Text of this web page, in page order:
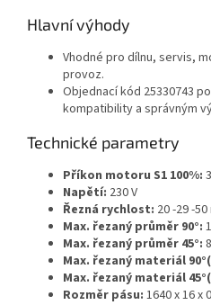
Hlavní výhody
Vhodné pro dílnu, servis,
provoz.
Objednací kód 25330743
kompatibility a správným
Technické parametry
Příkon motoru S1 100%:
Napětí: 230 V
Řezná rychlost: 20 -29 -
Max. řezaný průměr 90°:
Max. řezaný průměr 45°:
Max. řezaný materiál
Max. řezaný materiál
Rozměr pásu: 1640 x 16 x